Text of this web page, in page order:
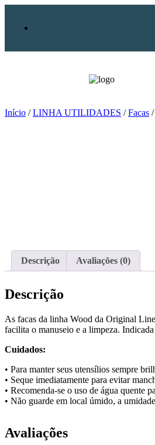
Início /LINHA UTILIDADES /Facas /
Descrição Avaliações (0)
Descrição
As facas da linha Wood da Original
facilita o manuseio e a limpeza.
Cuidados:
• Para manter seus utensílios sempre
• Seque imediatamente para evitar
• Recomenda-se o uso de água quente
• Não guarde em local úmido, a
Avaliações